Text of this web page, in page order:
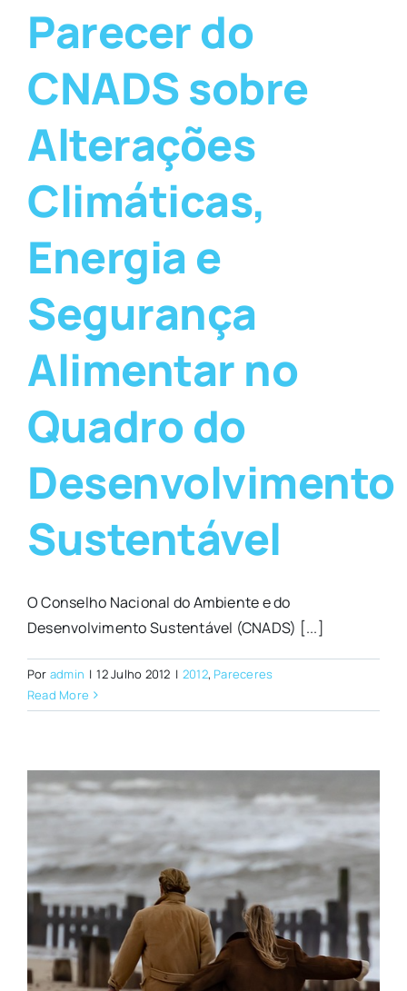
Parecer do
CNADS sobre
Alterações
Climáticas,
Energia e
Segurança
Alimentar no
Quadro do
Desenvolvimento
Sustentável
O Conselho Nacional do Ambiente e do
Desenvolvimento Sustentável (CNADS) [...]
Por admin | 12 Julho 2012 | 2012, Pareceres
Read More